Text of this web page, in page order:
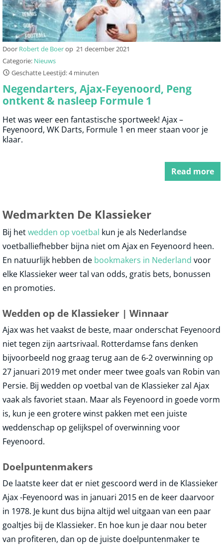
Door Robert de Boerop 21 december 2021
Categorie: Nieuws
Geschatte Leestijd: 4 minuten
Negendarters, Ajax-Feyenoord, Peng
ontkent & nasleep Formule 1
Het was weer een fantastische sportweek! Ajax –
Feyenoord, WK Darts, Formule 1 en meer staan voor je
klaar.
Read more
Wedmarkten De Klassieker
Bij hetwedden op voetbal kun je als Nederlandse
voetballiefhebber bijna niet om Ajax en Feyenoord heen.
En natuurlijk hebben de bookmakers in Nederland voor
elke Klassieker weer tal van odds, gratis bets, bonussen
en promoties.
Wedden op de Klassieker | Winnaar
Ajax was het vaakst de beste, maar onderschat Feyenoord
niet tegen zijn aartsrivaal. Rotterdamse fans denken
bijvoorbeeld nog graag terug aan de 6-2 overwinning op
27 januari 2019 met onder meer twee goals van Robin van
Persie. Bij wedden op voetbal van de Klassieker zal Ajax
vaak als favoriet staan. Maar als Feyenoord in goede vorm
is, kun je een grotere winst pakken met een juiste
weddenschap op gelijkspel of overwinning voor
Feyenoord.
Doelpuntenmakers
De laatste keer dat er niet gescoord werd in de Klassieker
Ajax -Feyenoord was in januari 2015 en de keer daarvoor
in 1978. Je kunt dus bijna altijd wel uitgaan van een paar
goaltjes bij de Klassieker. En hoe kun je daar nou beter
van profiteren, dan op de juiste doelpuntenmaker te